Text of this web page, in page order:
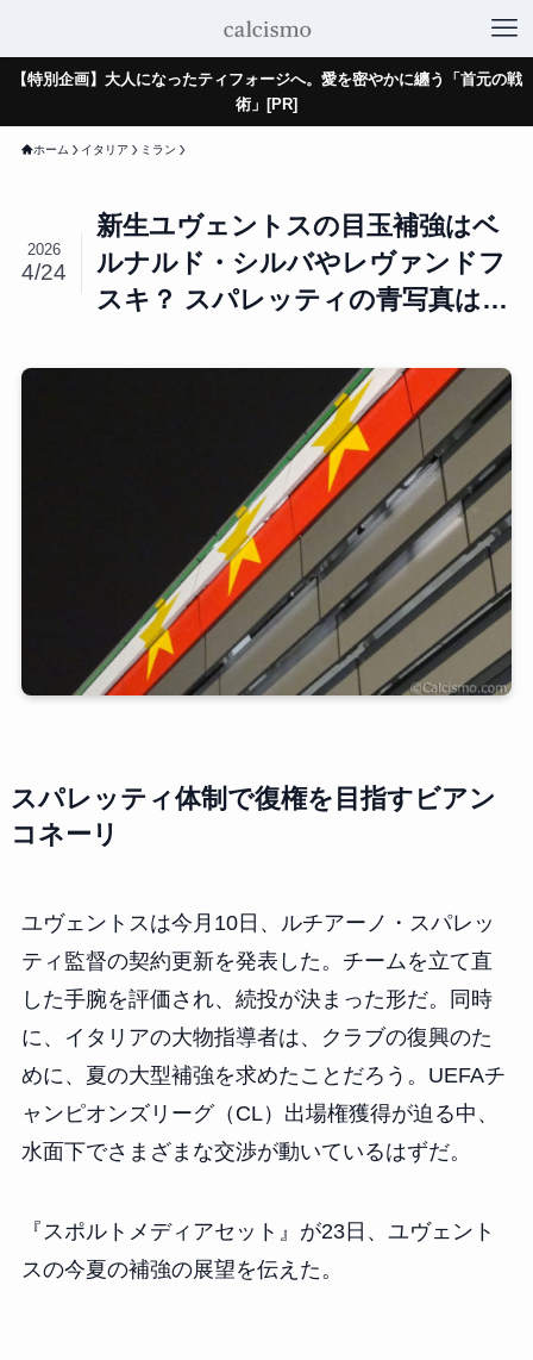
【特別企画】大人になったティフォージへ。愛を密やかに纏う「首元の戦
術」[PR]
ホーム イタリア ミラン
新生ユヴェントスの目玉補強はベ
ルナルド・シルバやレヴァンドフ
スキ？ スパレッティの青写真は…
2026
4/24
スパレッティ体制で復権を目指すビアン
コネーリ
ユヴェントスは今月10日、ルチアーノ・スパレッ
ティ監督の契約更新を発表した。チームを立て直
した手腕を評価され、続投が決まった形だ。同時
に、イタリアの大物指導者は、クラブの復興のた
めに、夏の大型補強を求めたことだろう。UEFAチ
ャンピオンズリーグ（CL）出場権獲得が迫る中、
水面下でさまざまな交渉が動いているはずだ。
『スポルトメディアセット』が23日、ユヴェント
スの今夏の補強の展望を伝えた。